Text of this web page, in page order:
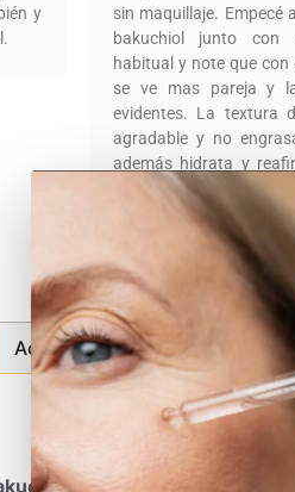
y
sin maquillaje. Empecé
bakuchiol junto con
habitual y note que con
se ve mas pareja y
evidentes. La textura
agradable y no
además hidrata y
rutina que necesitaba
esta trabajando en
Activos Mágicos Cómo lo
, crema natural de